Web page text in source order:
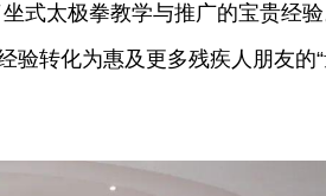
式太极拳教学与推广的宝贵经
验转化为惠及更多残疾人朋友的